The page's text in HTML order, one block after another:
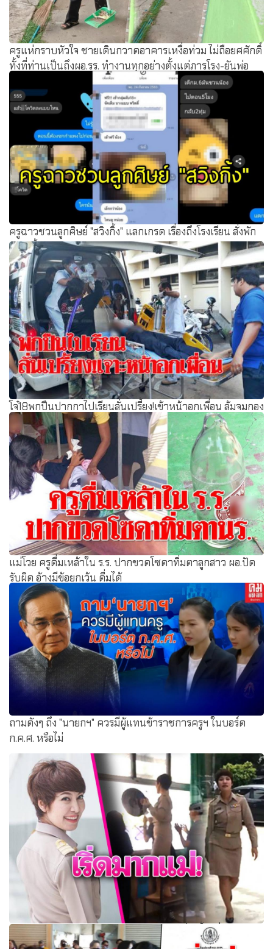
ครูแห่กราบหัวใจ ชายเดินกวาดอาคารเหงื่อท่วม ไม่ถือยศศักดิ์
ทั้งที่ท่านเป็นถึงผอ.รร. ทำงานทุกอย่างตั้งแต่ภารโรง-ยันพ่อ
ครูฉาวชวนลูกศิษย์ "สวิงกิ้ง" แลกเกรด เรื่องถึงโรงเรียน สั่งพัก
งาน-ตั้งกรรมการสอบ
โจ๋18พกปืนปากกาไปเรียนลั่นเปรี้ยง!เข้าหน้าอกเพื่อน ล้มจมกอง
เลือดอาการสาหัส
แม่โวย ครูดื่มเหล้าใน ร.ร. ปากขวดโซดาทิ่มตาลูกสาว ผอ.ปัด
รับผิด อ้างมีข้อยกเว้น ดื่มได้
ถามดังๆ ถึง "นายกฯ" ควรมีผู้แทนข้าราชการครูฯ ในบอร์ด
ก.ค.ศ. หรือไม่
เปิดใจ ครูขวัญ สายฮา จนถูกยกว่าเป็น ครูที่เปรี้ยวที่สุด!